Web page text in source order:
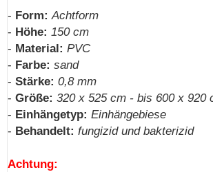
- Form: Achtform
- Höhe: 150 cm
- Material: PVC
- Farbe: sand
- Stärke: 0,8 mm
- Größe: 320 x 525 cm - bis 600 x 920
- Einhängetyp: Einhängebiese
- Behandelt: fungizid und bakterizid
Achtung: